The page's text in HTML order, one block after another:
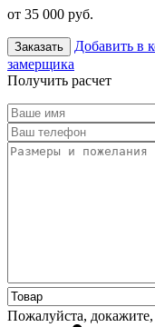
от 35 000 руб.
Заказать Добавить в
замерщика
Получить расчет
Пожалуйста,